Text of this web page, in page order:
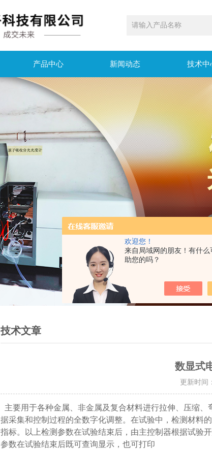
欢迎您！
来自局域网的朋友！有什么
助您的吗？
产品中心 新闻动态 技术中
技术文章
数显式
更新时间
主要用于各种金属、非金属及复合材料进行拉伸、压缩
据采集和控制过程的全数字化调整。在试验中，检测材料
指标。以上检测参数在试验结束后，由主控制器根据试验
参数在试验结束后既可查询显示，也可打印